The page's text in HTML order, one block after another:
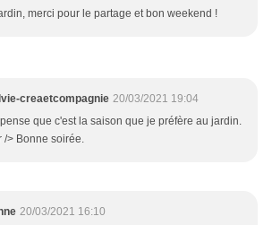
merci pour le partage et bon weekend !
creaetcompagnie 20/03/2021 19:04
que c'est la saison que je préfère au jardin.
/> Bonne soirée.
20/03/2021 16:10